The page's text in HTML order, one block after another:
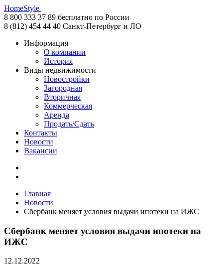
HomeStyle
8 800 333 37 89 бесплатно по России
8 (812) 454 44 40 Санкт-Петербург и ЛО
Информация
О компании
История
Виды недвижимости
Новостройки
Загородная
Вторичная
Коммерческая
Аренда
Продать/Сдать
Контакты
Новости
Вакансии
Главная
Новости
Сбербанк меняет условия выдачи ипотеки на ИЖС
Сбербанк меняет условия выдачи ипотеки на
ИЖС
12.12.2022